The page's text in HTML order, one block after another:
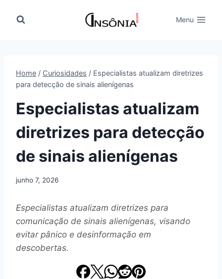
para
Menu
Home / Curiosidades / Especialistas atualizam diretrizes
para detecção de sinais alienígenas
Especialistas atualizam
diretrizes para detecção
de sinais alienígenas
junho 7, 2026
Especialistas atualizam diretrizes para
comunicação de sinais alienígenas, visando
evitar pânico e desinformação em
descobertas.